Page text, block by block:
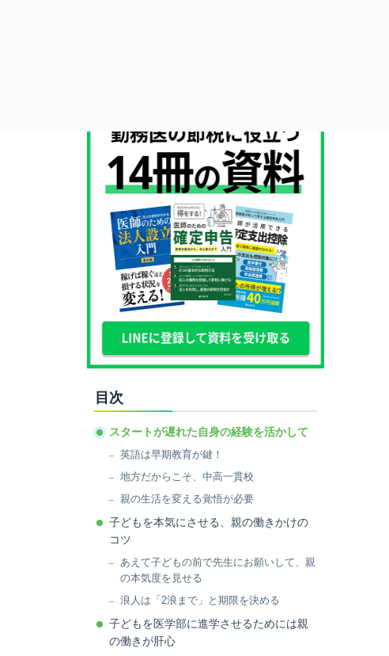
目次
スタートが遅れた自身の経験を活かして
英語は早期教育が鍵！
地方だからこそ、中高一貫校
親の生活を変える覚悟が必要
子どもを本気にさせる、親の働きかけの
コツ
あえて子どもの前で先生にお願いして、親
の本気度を見せる
浪人は「2浪まで」と期限を決める
子どもを医学部に進学させるためには親
の働きが肝心